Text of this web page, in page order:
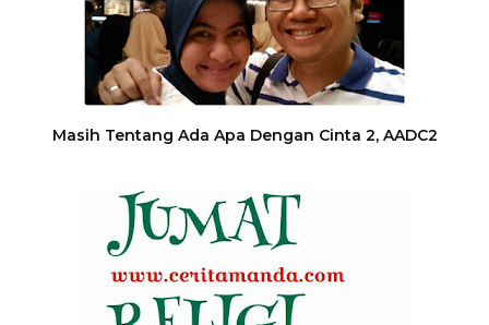
Masih Tentang Ada Apa Dengan Cinta 2, AADC2